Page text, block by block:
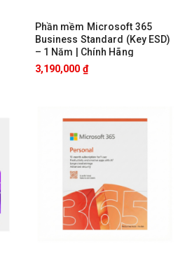
Phần mềm Microsoft 365
Business Standard (Key ESD)
– 1 Năm | Chính Hãng
3,190,000 ₫